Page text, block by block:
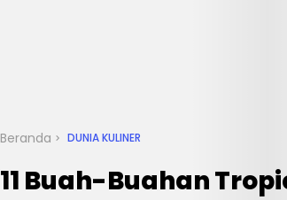
Beranda DUNIA KULINER
11 Buah-Buahan